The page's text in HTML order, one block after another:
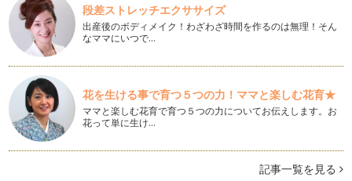
11月の絵本「かくれんぼかくれんぼ」
一気に秋らしくなって朝と夜が急に寒くなりましたね。 風邪
など引いていませんか？ …
10月の絵本『びりびり』
また気持ちを新たに！ 1年間よろしくお願いします。 今月は
ちょっと面白い絵本をご…
9月の絵本『ぐるんぱのようちえん』
今年は暑い暑い夏でしたね。 みなさん体調は崩していません
段差ストレッチエクササイズ
出産後のボディメイク！わざわざ時間を作るのは無理！そん
なママにいつで…
花を生ける事で育つ５つの力！ママと楽しむ花育★
ママと楽しむ花育で育つ５つの力についてお伝えします。お
花って単に生け…
記事一覧を見る